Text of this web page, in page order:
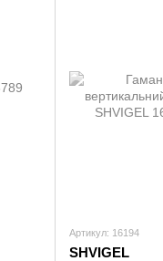
Артикул: 16194
SHVIGEL